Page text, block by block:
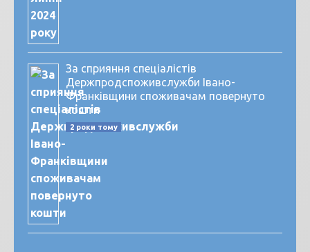
За сприяння спеціалістів
Держпродспоживслужби Івано-
Франківщини споживачам повернуто
кошти
2 роки тому